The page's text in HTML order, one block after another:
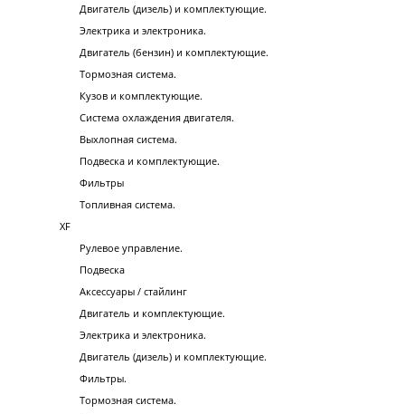
Двигатель (дизель) и комплектующие.
Электрика и электроника.
Двигатель (бензин) и комплектующие.
Тормозная система.
Кузов и комплектующие.
Система охлаждения двигателя.
Выхлопная система.
Подвеска и комплектующие.
Фильтры
Топливная система.
XF
Рулевое управление.
Подвеска
Аксессуары / стайлинг
Двигатель и комплектующие.
Электрика и электроника.
Двигатель (дизель) и комплектующие.
Фильтры.
Тормозная система.